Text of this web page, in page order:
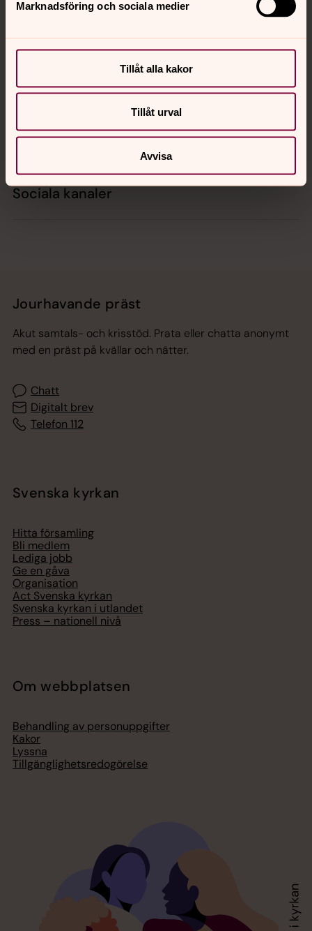
Marknadsföring och sociala medier
Tillåt alla kakor
Tillåt urval
Avvisa
Kontakt
Kalender
Hitta snabbt
Sociala kanaler
Jourhavande präst
Akut samtals- och krisstöd. Prata eller chatta anonymt
med en präst på kvällar och nätter.
Chatt
Digitalt brev
Telefon 112
Svenska kyrkan
Hitta församling
Bli medlem
Lediga jobb
Ge en gåva
Organisation
Act Svenska kyrkan
Svenska kyrkan i utlandet
Press – nationell nivå
Om webbplatsen
Behandling av personuppgifter
Kakor
Lyssna
Tillgänglighetsredogörelse